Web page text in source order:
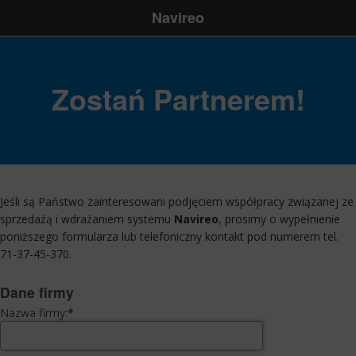
Navireo
Zostań Partnerem!
Jeśli są Państwo zainteresowani podjęciem współpracy związanej ze
sprzedażą i wdrażaniem systemu Navireo, prosimy o wypełnienie
poniższego formularza lub telefoniczny kontakt pod numerem tel.
71-37-45-370.
Dane firmy
Nazwa firmy:*